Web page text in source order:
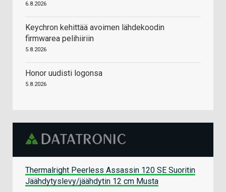
6.8.2026
Keychron kehittää avoimen lähdekoodin
firmwarea pelihiiriin
5.8.2026
Honor uudisti logonsa
5.8.2026
Thermalright Peerless Assassin 120 SE Suoritin
Jäähdytyslevy/jäähdytin 12 cm Musta